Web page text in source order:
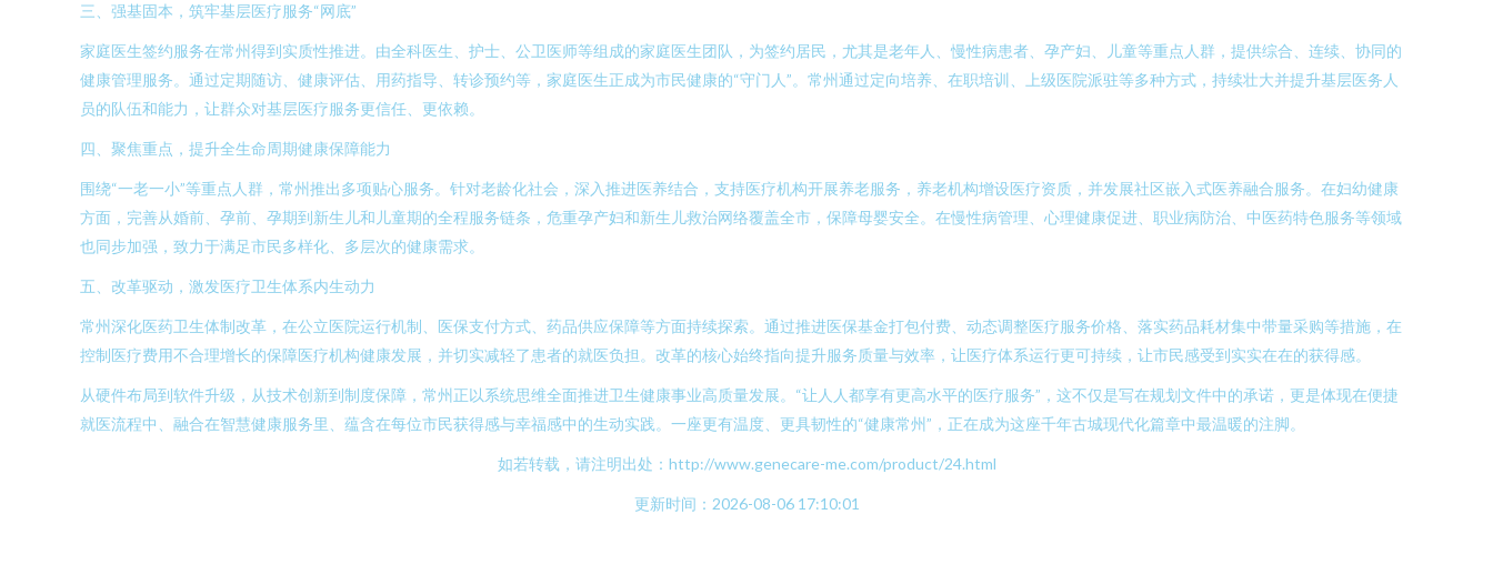
三、强基固本，筑牢基层医疗服务“网底”
家庭医生签约服务在常州得到实质性推进。由全科医生、护士、公卫医师等组成的家庭医生团队，为签约居民，尤其是老年人、慢性病患者、孕产妇、儿童等重点人群，提供综合、连续、协同的
健康管理服务。通过定期随访、健康评估、用药指导、转诊预约等，家庭医生正成为市民健康的“守门人”。常州通过定向培养、在职培训、上级医院派驻等多种方式，持续壮大并提升基层医务人
员的队伍和能力，让群众对基层医疗服务更信任、更依赖。
四、聚焦重点，提升全生命周期健康保障能力
围绕“一老一小”等重点人群，常州推出多项贴心服务。针对老龄化社会，深入推进医养结合，支持医疗机构开展养老服务，养老机构增设医疗资质，并发展社区嵌入式医养融合服务。在妇幼健康
方面，完善从婚前、孕前、孕期到新生儿和儿童期的全程服务链条，危重孕产妇和新生儿救治网络覆盖全市，保障母婴安全。在慢性病管理、心理健康促进、职业病防治、中医药特色服务等领域
也同步加强，致力于满足市民多样化、多层次的健康需求。
五、改革驱动，激发医疗卫生体系内生动力
常州深化医药卫生体制改革，在公立医院运行机制、医保支付方式、药品供应保障等方面持续探索。通过推进医保基金打包付费、动态调整医疗服务价格、落实药品耗材集中带量采购等措施，在
控制医疗费用不合理增长的保障医疗机构健康发展，并切实减轻了患者的就医负担。改革的核心始终指向提升服务质量与效率，让医疗体系运行更可持续，让市民感受到实实在在的获得感。
从硬件布局到软件升级，从技术创新到制度保障，常州正以系统思维全面推进卫生健康事业高质量发展。“让人人都享有更高水平的医疗服务”，这不仅是写在规划文件中的承诺，更是体现在便捷
就医流程中、融合在智慧健康服务里、蕴含在每位市民获得感与幸福感中的生动实践。一座更有温度、更具韧性的“健康常州”，正在成为这座千年古城现代化篇章中最温暖的注脚。
如若转载，请注明出处：http://www.genecare-me.com/product/24.html
更新时间：2026-08-06 17:10:01